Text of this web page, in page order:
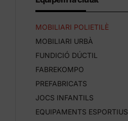
MOBILIARI POLIETILÈ
MOBILIARI URBÀ
FUNDICIÓ DÚCTIL
FABREKOMPO
PREFABRICATS
JOCS INFANTILS
EQUIPAMENTS ESPORTIUS